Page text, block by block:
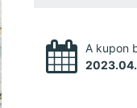
A kupon